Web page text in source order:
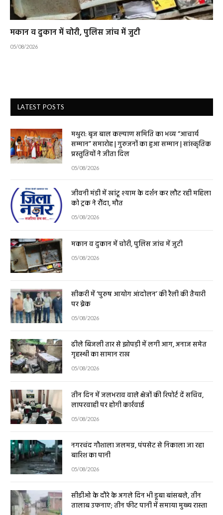
मकान व दुकान में चोरी, पुलिस जांच में जुटी
05/08/2026
LATEST POSTS
मथुरा: बृज बाल कल्याण समिति का भव्य “आचार्य
सम्मान” समारोह | गुरुजनों का हुआ सम्मान | सांस्कृतिक
प्रस्तुतियों ने जीता दिल
05/08/2026
जीवनी मंडी में खांटू श्याम के दर्शन कर लौट रही महिला
को ट्रक ने रौंदा, मौत
05/08/2026
मकान व दुकान में चोरी, पुलिस जांच में जुटी
05/08/2026
सीकरी में ‘पुरुष आयोग आंदोलन’ की रैली की तैयारी
पर ब्रेक
05/08/2026
ढीले बिजली तार से झोपड़ी में लगी आग, अनाज समेत
गृहस्थी का सामान राख
05/08/2026
तीन दिन में जलभराव वाले क्षेत्रों की रिपोर्ट दें सचिव,
लापरवाही पर होगी कार्रवाई
05/08/2026
नगरचंद गौशाला जलमग्न, पंपसेट से निकाला जा रहा
बारिश का पानी
05/08/2026
सीडीओ के दौरे के अगले दिन भी डूबा बांसबले, तीन
तालाब उफनाए; तीन फीट पानी में समाया मुख्य रास्ता